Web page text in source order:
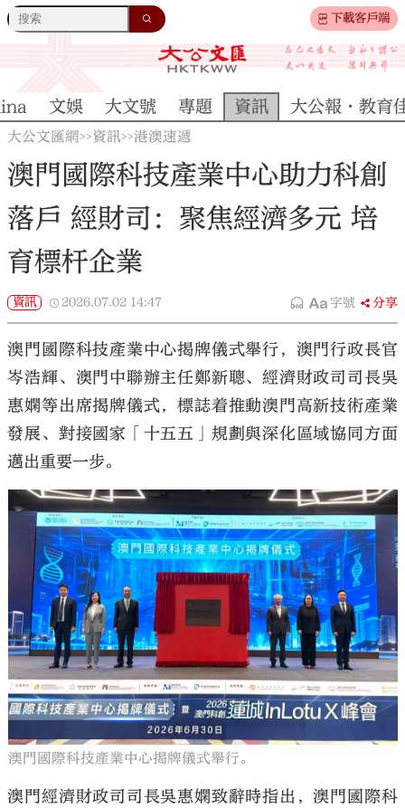
下載客戶端
大公文匯
文娛 大文號 專題 資訊 大公報·教育
大公文匯網>>資訊>>港澳速遞
澳門國際科技產業中心助力科創
落戶 經財司：聚焦經濟多元 培
育標杆企業
資訊 2026.07.02 14:47 字號 分享
澳門國際科技產業中心揭牌儀式舉行，澳門行政長官
岑浩輝、澳門中聯辦主任鄭新聰、經濟財政司司長吳
惠嫻等出席揭牌儀式，標誌着推動澳門高新技術產業
發展、對接國家「十五五」規劃與深化區域協同方面
邁出重要一步。
澳門國際科技產業中心揭牌儀式舉行。
澳門經濟財政司司長吳惠嫻致辭時指出，澳門國際科